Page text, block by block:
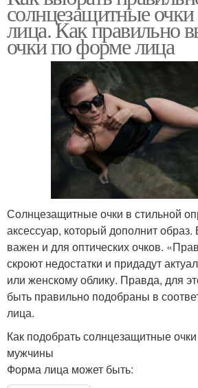
солнцезащитные
лица. Как правильно
очки по форме лица
Солнцезащитные очки в стильной
аксессуар, который дополнит
важен и для оптических очков.
скроют недостатки и придадут
или женскому облику. Правда, для
быть правильно подобраны в
лица.
Как подобрать солнцезащитные
мужчины
Форма лица может быть: